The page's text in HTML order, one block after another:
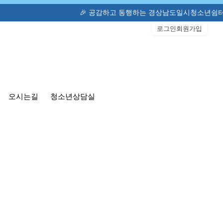
🎉 공감하고 동행하는 경상남도일시청소년쉼터(고
오시는길 청소년상담실
로그인 회원가입